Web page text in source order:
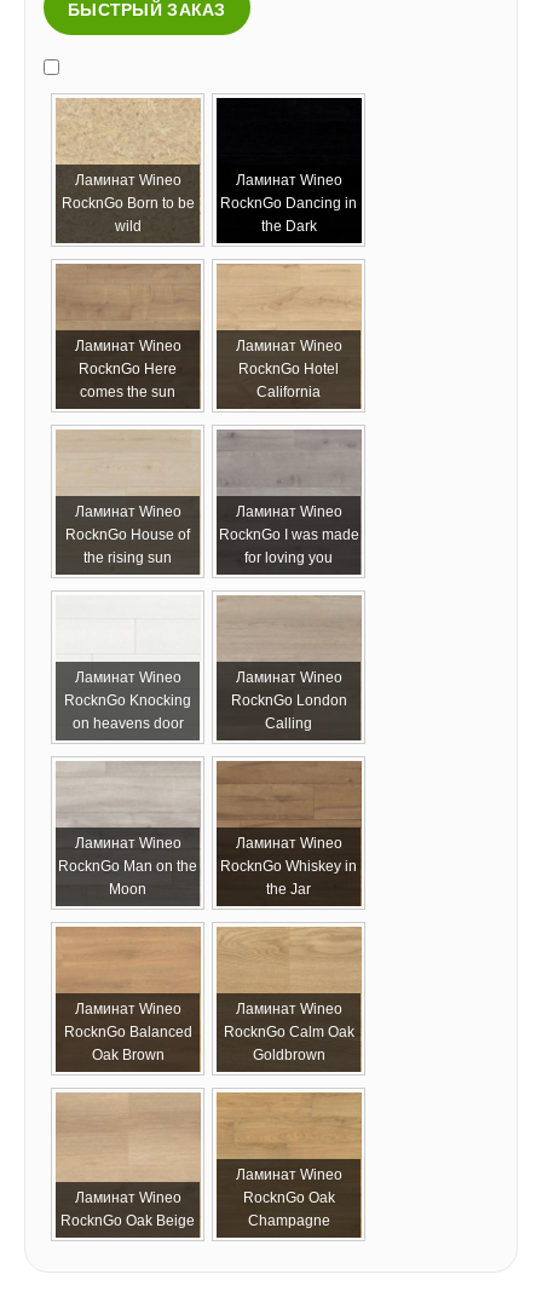
БЫСТРЫЙ ЗАКАЗ
Ламинат Wineo
RocknGo Born to be
wild
Ламинат Wineo
RocknGo Dancing in
the Dark
Ламинат Wineo
RocknGo Here
comes the sun
Ламинат Wineo
RocknGo Hotel
California
Ламинат Wineo
RocknGo House of
the rising sun
Ламинат Wineo
RocknGo I was made
for loving you
Ламинат Wineo
RocknGo Knocking
on heavens door
Ламинат Wineo
RocknGo London
Calling
Ламинат Wineo
RocknGo Man on the
Moon
Ламинат Wineo
RocknGo Whiskey in
the Jar
Ламинат Wineo
RocknGo Balanced
Oak Brown
Ламинат Wineo
RocknGo Calm Oak
Goldbrown
Ламинат Wineo
RocknGo Oak Beige
Ламинат Wineo
RocknGo Oak
Champagne